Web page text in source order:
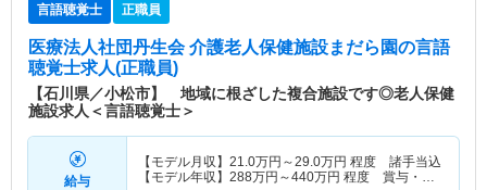
言語聴覚士 正職員
医療法人社団丹生会 介護老人保健施設まだら園の言語
聴覚士求人(正職員)
【石川県／小松市】 地域に根ざした複合施設です◎老人保健
施設求人＜言語聴覚士＞
給与
【モデル月収】 21.0万円～29.0万円 程度 諸手当込
【モデル年収】 288万円～440万円 程度 賞与・諸